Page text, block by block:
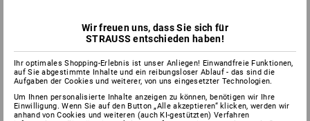
: Die Bewertung stellt keine rechtlich bindende Aussage über
die tatsächliche Einsatzeignung dar. Bitte beachten Sie hierfür die
jeweiligen
EN-Normen mit Prüfkennziffer
der einzelnen Handschuhe
hier im Text der Detailansicht.
ABRIEB 9 ATMUNGSAKTIVITÄT
Wir freuen uns, dass Sie sich für
STRAUSS entschieden haben!
Ihr optimales Shopping-Erlebnis ist unser Anliegen! Einwandfreie Funktionen,
auf Sie abgestimmte Inhalte und ein reibungsloser Ablauf - das sind die
Aufgaben der Cookies und weiterer, von uns eingesetzter Technologien.
Um Ihnen personalisierte Inhalte anzeigen zu können, benötigen wir Ihre
Einwilligung. Wenn Sie auf den Button „Alle akzeptieren“ klicken, werden wir
anhand von Cookies und weiteren (auch KI-gestützten) Verfahren